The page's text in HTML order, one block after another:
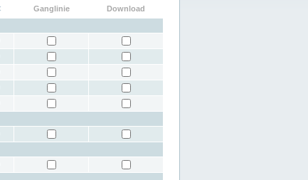
Ganglinie
Download